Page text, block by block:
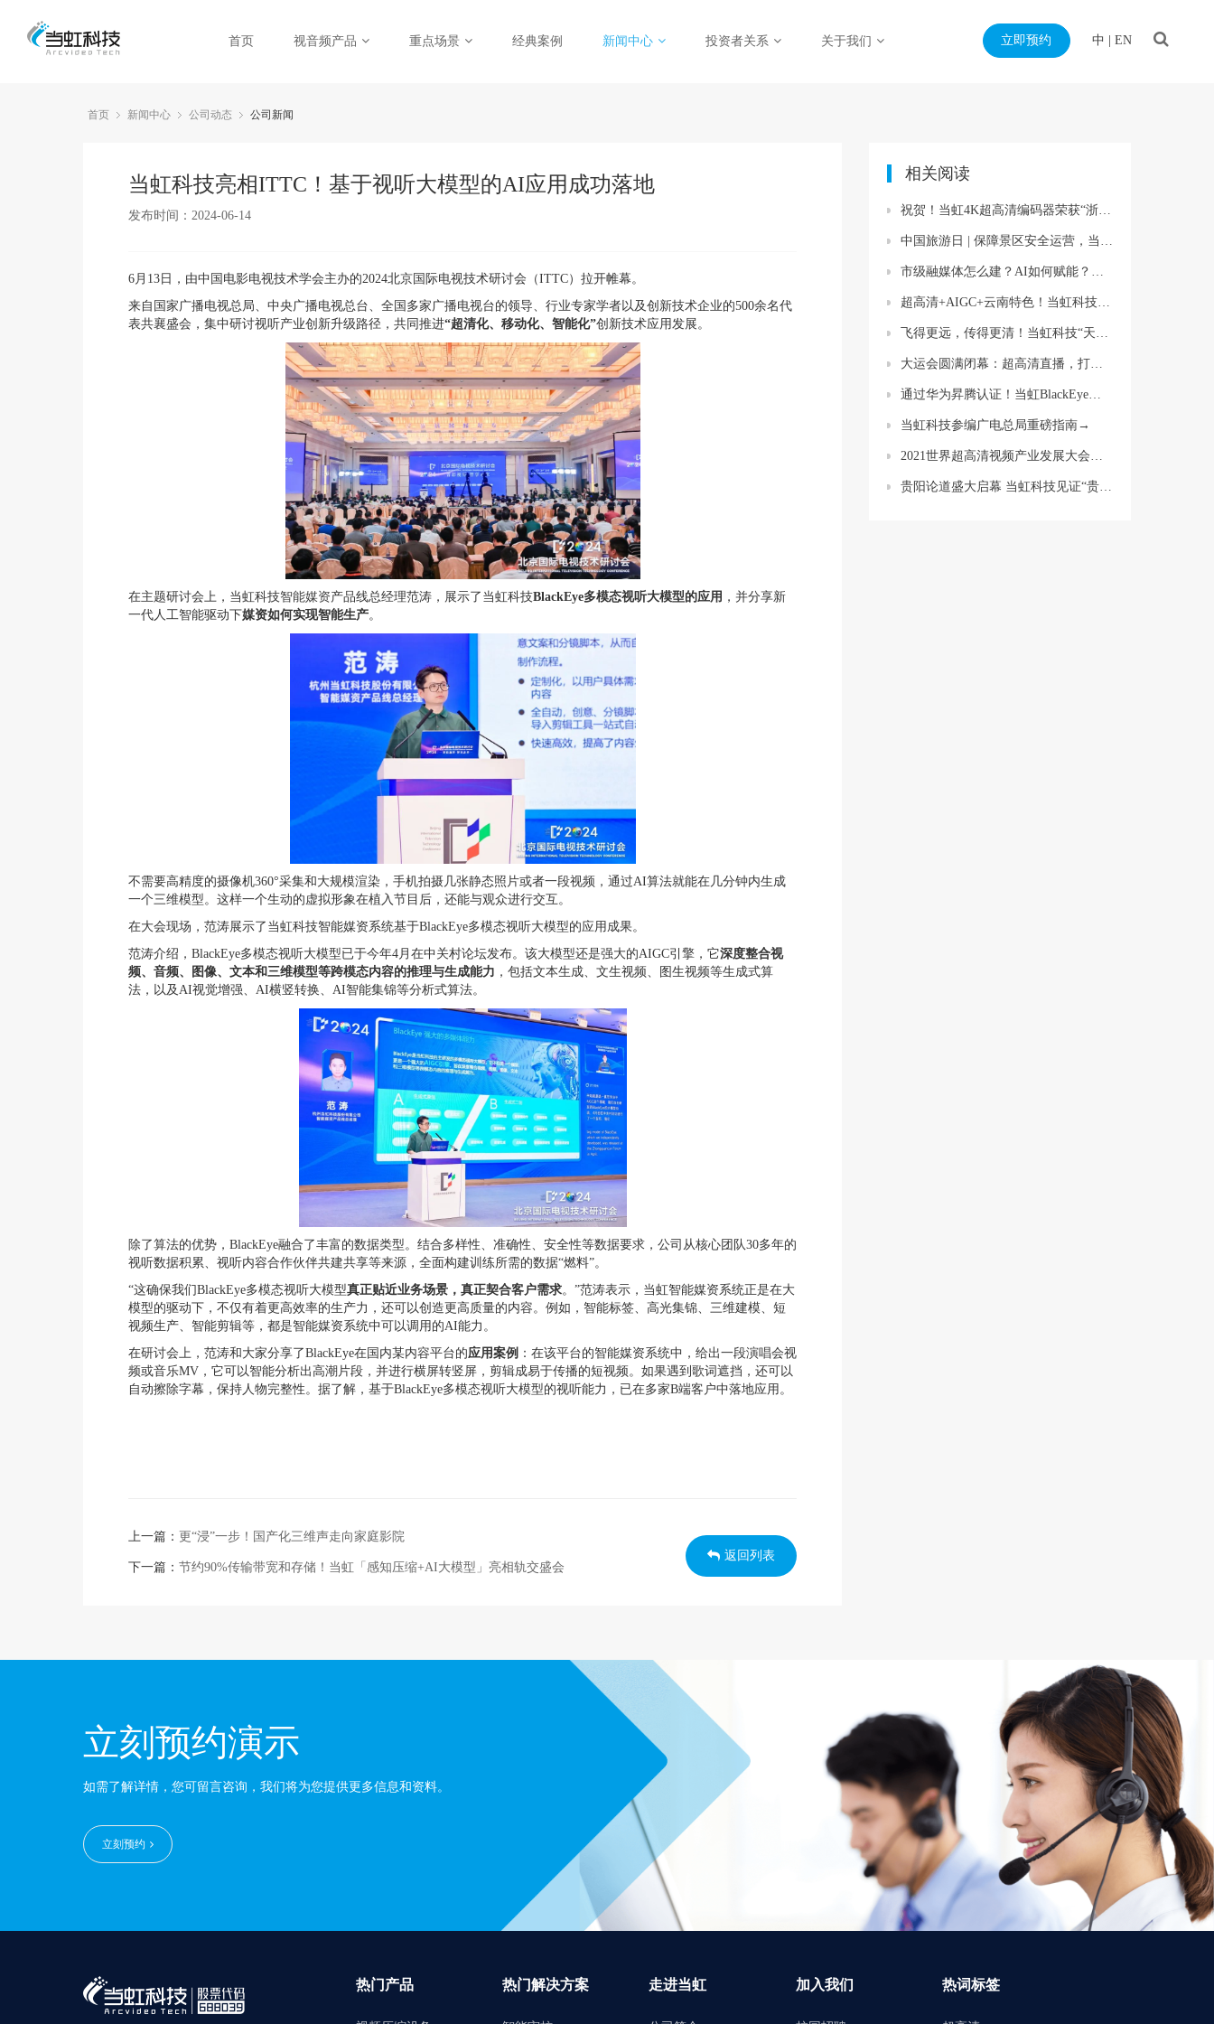
首页 视音频产品 重点场景 经典案例 新闻中心 投资者关系 关于我们 立即预约 中 EN
首页 新闻中心 公司动态 公司新闻
当虹科技亮相ITTC！基于视听大模型的AI应用成功落地
发布时间：2024-06-14
6月13日，由中国电影电视技术学会主办的2024北京国际电视技术研讨会（ITTC）拉开帷幕。
来自国家广播电视总局、中央广播电视总台、全国多家广播电视台的领导、行业专家学者以及创新技术企业的500余名代
表共襄盛会，集中研讨视听产业创新升级路径，共同推进“超清化、移动化、智能化”创新技术应用发展。
在主题研讨会上，当虹科技智能媒资产品线总经理范涛，展示了当虹科技BlackEye多模态视听大模型的应用 ，并分享新
一代人工智能驱动下媒资如何实现智能生产。
不需要高精度的摄像机360°采集和大规模渲染，手机拍摄几张静态照片或者一段视频，通过AI算法就能在几分钟内生成
一个三维模型。这样一个生动的虚拟形象在植入节目后，还能与观众进行交互。
在大会现场，范涛展示了当虹科技智能媒资系统基于BlackEye多模态视听大模型的应用成果。
范涛介绍，BlackEye多模态视听大模型已于今年4月在中关村论坛发布。该大模型还是强大的AIGC引擎，它深度整合视
频、音频、图像、文本和三维模型等跨模态内容的推理与生成能力 ，包括文本生成、文生视频、图生视频等生成式算
法，以及AI视觉增强、AI横竖转换、AI智能集锦等分析式算法。
除了算法的优势，BlackEye融合了丰富的数据类型。结合多样性、准确性、安全性等数据要求，公司从核心团队30多年的
视听数据积累、视听内容合作伙伴共建共享等来源，全面构建训练所需的数据“燃料”。
“这确保我们BlackEye多模态视听大模型真正贴近业务场景，真正契合客户需求。”范涛表示，当虹智能媒资系统正是在大
模型的驱动下，不仅有着更高效率的生产力，还可以创造更高质量的内容。例如，智能标签、高光集锦、三维建模、短
视频生产、智能剪辑等，都是智能媒资系统中可以调用的AI能力。
在研讨会上，范涛和大家分享了BlackEye在国内某内容平台的应用案例 ：在该平台的智能媒资系统中，给出一段演唱会视
频或音乐MV，它可以智能分析出高潮片段，并进行横屏转竖屏，剪辑成易于传播的短视频。如果遇到歌词遮挡，还可以
自动擦除字幕，保持人物完整性。据了解，基于BlackEye多模态视听大模型的视听能力，已在多家B端客户中落地应用。
上一篇： 更“浸”一步！国产化三维声走向家庭影院
下一篇： 节约90%传输带宽和存储！当虹「感知压缩+AI大模型」亮相轨交盛会
返回列表
相关阅读
祝贺！当虹4K超高清编码器荣获“浙江制造精品”奖
中国旅游日 | 保障景区安全运营，当虹龙智这样做→
市级融媒体怎么建？AI如何赋能？当虹科技参编标准规范给出答案
超高清+AIGC+云南特色！当虹科技参与人工智能视听实验室建设
飞得更远，传得更清！当虹科技“天目”无人机伴侣，首次亮相大型电力展
大运会圆满闭幕：超高清直播，打开新“视”界！
通过华为昇腾认证！当虹BlackEye多模态大模型，助力视听科技国产化加速
当虹科技参编广电总局重磅指南→
2021世界超高清视频产业发展大会：当虹科技亮点盘点
贵阳论道盛大启幕 当虹科技见证“贵州新媒体产业研究院”正式成立
立刻预约演示
如需了解详情，您可留言咨询，我们将为您提供更多信息和资料。
立刻预约
热门产品 热门解决方案 走进当虹 加入我们 热词标签